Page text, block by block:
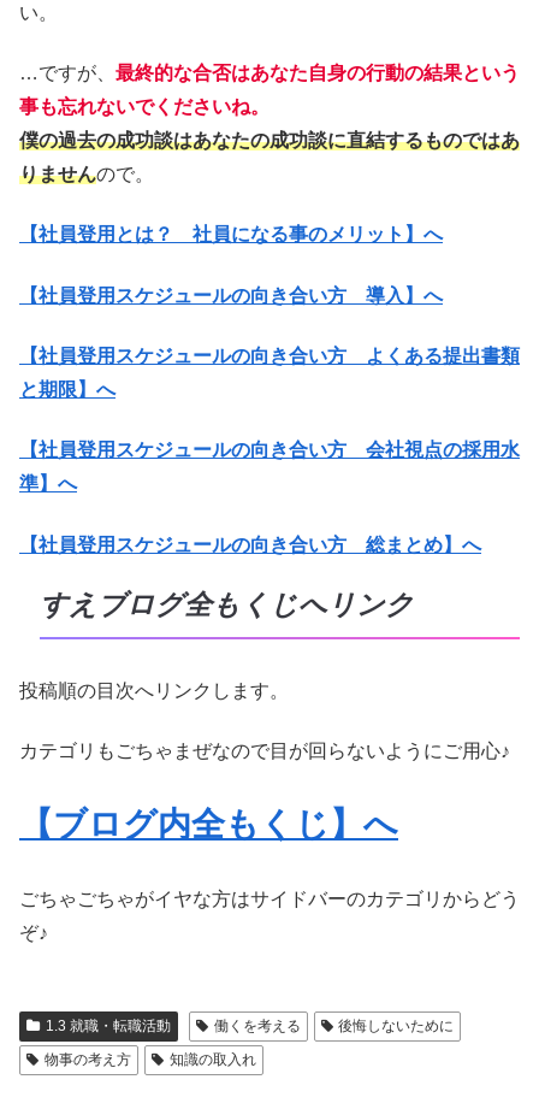
い。
…ですが、 最終的な合否はあなた自身の行動の結果という
事も忘れないでくださいね。
僕の過去の成功談はあなたの成功談に直結するものではあ
りませんので。
【社員登用とは？ 社員になる事のメリット】へ
【社員登用スケジュールの向き合い方 導入】へ
【社員登用スケジュールの向き合い方 よくある提出書類
と期限】へ
【社員登用スケジュールの向き合い方 会社視点の採用水
準】へ
【社員登用スケジュールの向き合い方 総まとめ】へ
すえブログ全もくじへリンク
投稿順の目次へリンクします。
カテゴリもごちゃまぜなので目が回らないようにご用心♪
【ブログ内全もくじ】へ
ごちゃごちゃがイヤな方はサイドバーのカテゴリからどう
ぞ♪
1.3 就職・転職活動 働くを考える
後悔しないために
物事の考え方
知識の取入れ